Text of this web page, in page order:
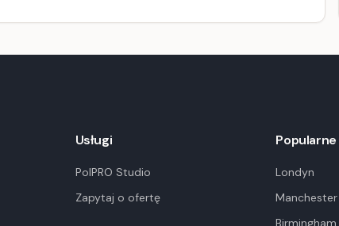
Usługi
PolPRO Studio
Zapytaj o ofertę
Londyn
Manchester
Birmingham